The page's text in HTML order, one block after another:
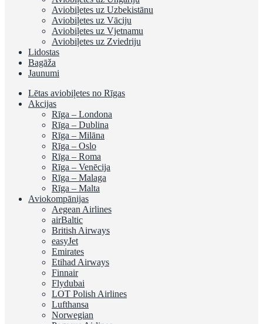
Aviobiļetes uz Uzbekistānu
Aviobiļetes uz Vāciju
Aviobiļetes uz Vjetnamu
Aviobiļetes uz Zviedriju
Lidostas
Bagāža
Jaunumi
Lētas aviobiļetes no Rīgas
Akcijas
Rīga – Londona
Rīga – Dublina
Rīga – Milāna
Rīga – Oslo
Rīga – Roma
Rīga – Venēcija
Rīga – Malaga
Rīga – Malta
Aviokompānijas
Aegean Airlines
airBaltic
British Airways
easyJet
Emirates
Etihad Airways
Finnair
Flydubai
LOT Polish Airlines
Lufthansa
Norwegian